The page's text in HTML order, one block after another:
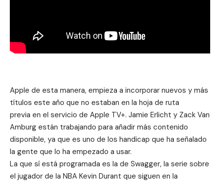
Apple de esta manera, empieza a incorporar nuevos y más
títulos este año que no estaban en la hoja de ruta
previa en el servicio de Apple TV+. Jamie Erlicht y Zack Van
Amburg están trabajando para añadir más contenido
disponible, ya que es uno de los handicap que ha señalado
la gente que lo ha empezado a usar.
La que sí está programada es la de Swagger, la serie sobre
el jugador de la NBA Kevin Durant que siguen en la